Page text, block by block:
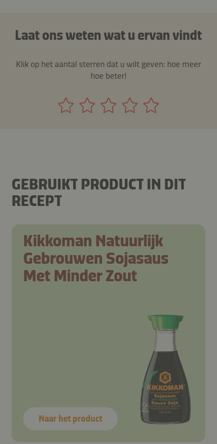
Laat ons weten wat u ervan vindt
Klik op het aantal sterren dat u wilt geven: hoe meer
hoe beter!
GEBRUIKT PRODUCT IN DIT
RECEPT
Kikkoman Natuurlijk
Gebrouwen Sojasaus
Met Minder Zout
Naar het product